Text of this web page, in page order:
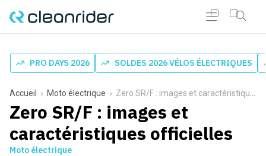
PRO DAYS 2026 SOLDES 2026 VÉLOS ÉLECTRIQUES
Accueil Moto électrique Zero SR/F : images et caractéristiques officielles
Zero SR/F : images et
caractéristiques officielles
Moto électrique